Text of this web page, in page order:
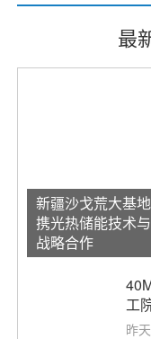
最
新疆沙戈荒大基
携光热储能技术
战略合作
工
热
昨